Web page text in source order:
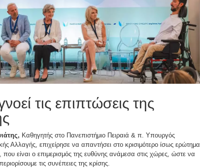
τις επιπτώσεις της
Καθηγητής στο Πανεπιστήμιο Πειραιά & π. Υπουργός
Αλλαγής, επιχείρησε να απαντήσει στο κρισιμότερο ίσως ερώτημα
που είναι ο επιμερισμός της ευθύνης ανάμεσα στις χώρες, ώστε να
τις συνέπειες της κρίσης.